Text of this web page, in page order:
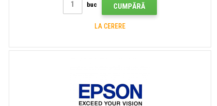
buc CUMPĂRĂ
LA CERERE